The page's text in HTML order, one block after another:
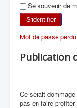
SKI DE
Se souvenir de
S'identifier
Mot de passe perdu
Publication
Ce serait
pas en faire